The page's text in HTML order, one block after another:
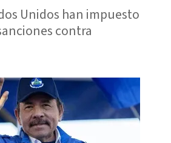
Unidos han impuesto
contra